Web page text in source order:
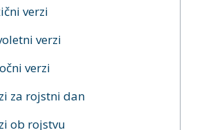
verzi
verzi
verzi
za rojstni dan
ob rojstvu